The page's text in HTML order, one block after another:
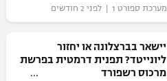
מערכת ספורט 1 | לפני 2 חודשים
יישאר בברצלונה או יחזור
ליונייטד? תפנית דרמטית בפרשת
מרכוס רשפורד